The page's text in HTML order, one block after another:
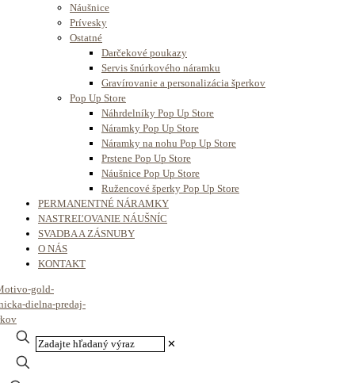
Náušnice
Prívesky
Ostatné
Darčekové poukazy
Servis šnúrkového náramku
Gravírovanie a personalizácia šperkov
Pop Up Store
Náhrdelníky Pop Up Store
Náramky Pop Up Store
Náramky na nohu Pop Up Store
Prstene Pop Up Store
Náušnice Pop Up Store
Ružencové šperky Pop Up Store
PERMANENTNÉ NÁRAMKY
NASTREĽOVANIE NÁUŠNÍC
SVADBA A ZÁSNUBY
O NÁS
KONTAKT
✕